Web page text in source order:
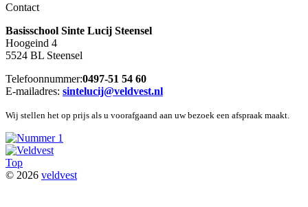
Contact
Basisschool Sinte Lucij Steensel
Hoogeind 4
5524 BL Steensel
Telefoonnummer:0497-51 54 60
E-mailadres: sintelucij@veldvest.nl
Wij stellen het op prijs als u voorafgaand aan uw bezoek een afspraak maakt.
Top
© 2026 veldvest